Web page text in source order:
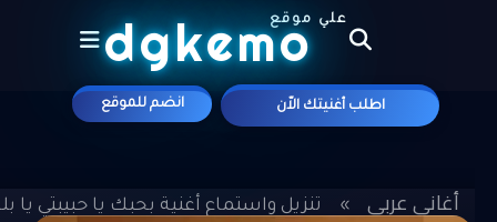
dgkemo
علي موقع
اطلب أغنيتك الاّن انضم للموقع
أغاني عربي »
تنزيل واستماع أغنية بحبك يا حبيبتي يا